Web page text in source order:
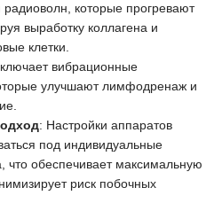
радиоволн, которые прогревают
выработку коллагена и
клетки.
вибрационные
улучшают лимфодренаж и
: Настройки аппаратов
под индивидуальные
что обеспечивает максимальную
риск побочных